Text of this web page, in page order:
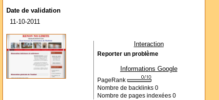
Date de validation
11-10-2011
Interaction
Reporter un problème
Informations Google
PageRank
Nombre de backlinks 0
Nombre de pages indexées 0